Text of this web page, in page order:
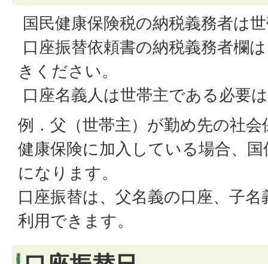
国民健康保険税の納税義務者は
口座振替依頼書の納税義務者欄
きください。
口座名義人は世帯主である必要
例．父（世帯主）が勤め先の社
健康保険に加入している場合、
になります。
口座振替は、父名義の口座、子
利用できます。